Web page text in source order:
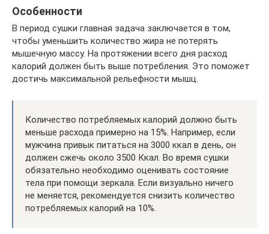
Особенности
В период сушки главная задача заключается в том,
чтобы уменьшить количество жира не потерять
мышечную массу. На протяжении всего дня расход
калорий должен быть выше потребления. Это поможет
достичь максимальной рельефности мышц.
Количество потребляемых калорий должно быть
меньше расхода примерно на 15%. Например, если
мужчина привык питаться на 3000 ккал в день, он
должен сжечь около 3500 Ккал. Во время сушки
обязательно необходимо оценивать состояние
тела при помощи зеркала. Если визуально ничего
не меняется, рекомендуется снизить количество
потребляемых калорий на 10%.